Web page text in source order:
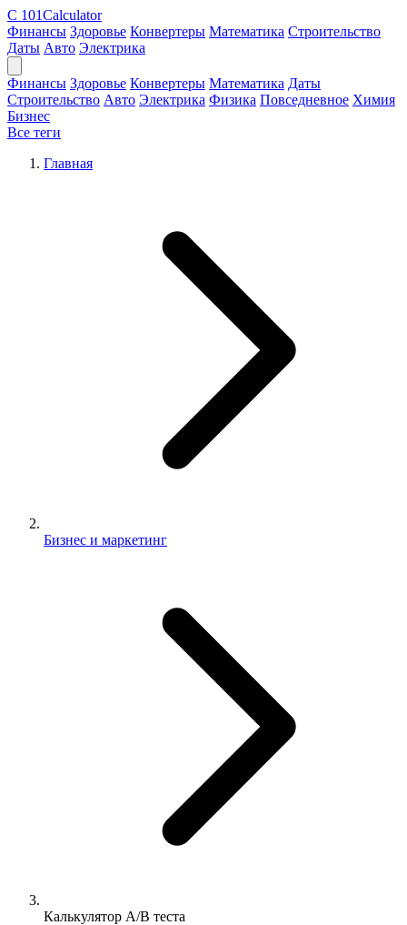
C 101Calculator
Финансы Здоровье Конвертеры Математика Строительство
Даты Авто Электрика
Финансы Здоровье Конвертеры Математика Даты
Строительство Авто Электрика Физика Повседневное Химия
Бизнес
Все теги
Главная
Бизнес и маркетинг
Калькулятор A/B теста